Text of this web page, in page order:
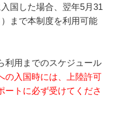
国した場合、翌年5月31
まで本制度を利用可能
用までのスケジュール
の入国時には、上陸許可
ートに必ず受けてくださ